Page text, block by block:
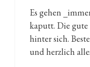
Es gehen
kaputt. Die gute
hinter sich.
und herzlich